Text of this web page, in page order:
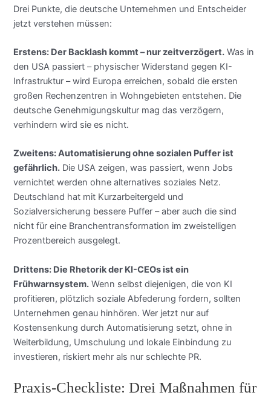
Drei Punkte, die deutsche Unternehmen und Entscheider
jetzt verstehen müssen:
Erstens: Der Backlash kommt – nur zeitverzögert. Was in
den USA passiert – physischer Widerstand gegen KI-
Infrastruktur – wird Europa erreichen, sobald die ersten
großen Rechenzentren in Wohngebieten entstehen. Die
deutsche Genehmigungskultur mag das verzögern,
verhindern wird sie es nicht.
Zweitens: Automatisierung ohne sozialen Puffer ist
gefährlich. Die USA zeigen, was passiert, wenn Jobs
vernichtet werden ohne alternatives soziales Netz.
Deutschland hat mit Kurzarbeitergeld und
Sozialversicherung bessere Puffer – aber auch die sind
nicht für eine Branchentransformation im zweistelligen
Prozentbereich ausgelegt.
Drittens: Die Rhetorik der KI-CEOs ist ein
Frühwarnsystem. Wenn selbst diejenigen, die von KI
profitieren, plötzlich soziale Abfederung fordern, sollten
Unternehmen genau hinhören. Wer jetzt nur auf
Kostensenkung durch Automatisierung setzt, ohne in
Weiterbildung, Umschulung und lokale Einbindung zu
investieren, riskiert mehr als nur schlechte PR.
Praxis-Checkliste: Drei Maßnahmen für